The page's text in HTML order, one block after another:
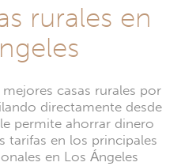
rurales en
casas rurales por
directamente desde
permite ahorrar dinero
tarifas en los principales
en Los Ángeles